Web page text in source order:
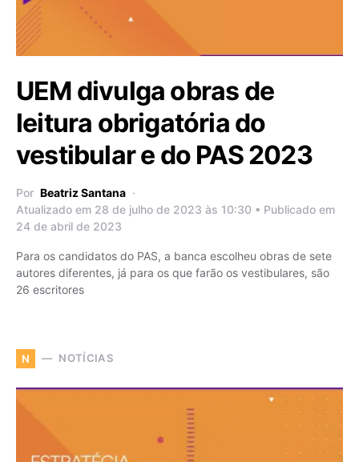
UEM divulga obras de
leitura obrigatória do
vestibular e do PAS 2023
Por Beatriz Santana
Atualizado em 28 de julho de 2023 às 10:30 • Publicado em
24 de abril de 2023
Para os candidatos do PAS, a banca escolheu obras de sete
autores diferentes, já para os que farão os vestibulares, são
26 escritores
N NOTÍCIAS